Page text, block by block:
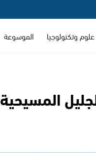
علوم وتكنولوجيا الموسوعة
المسيحية